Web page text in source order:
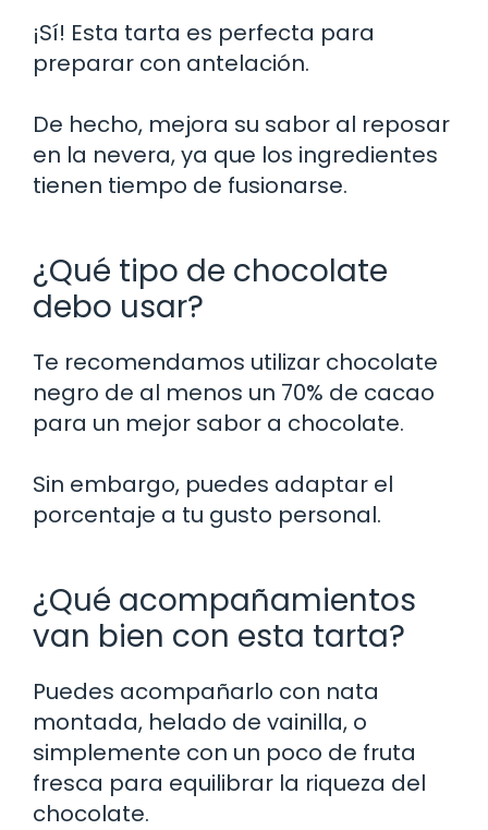
¡Sí! Esta tarta es perfecta para
preparar con antelación.
De hecho, mejora su sabor al reposar
en la nevera, ya que los ingredientes
tienen tiempo de fusionarse.
¿Qué tipo de chocolate
debo usar?
Te recomendamos utilizar chocolate
negro de al menos un 70% de cacao
para un mejor sabor a chocolate.
Sin embargo, puedes adaptar el
porcentaje a tu gusto personal.
¿Qué acompañamientos
van bien con esta tarta?
Puedes acompañarlo con nata
montada, helado de vainilla, o
simplemente con un poco de fruta
fresca para equilibrar la riqueza del
chocolate.